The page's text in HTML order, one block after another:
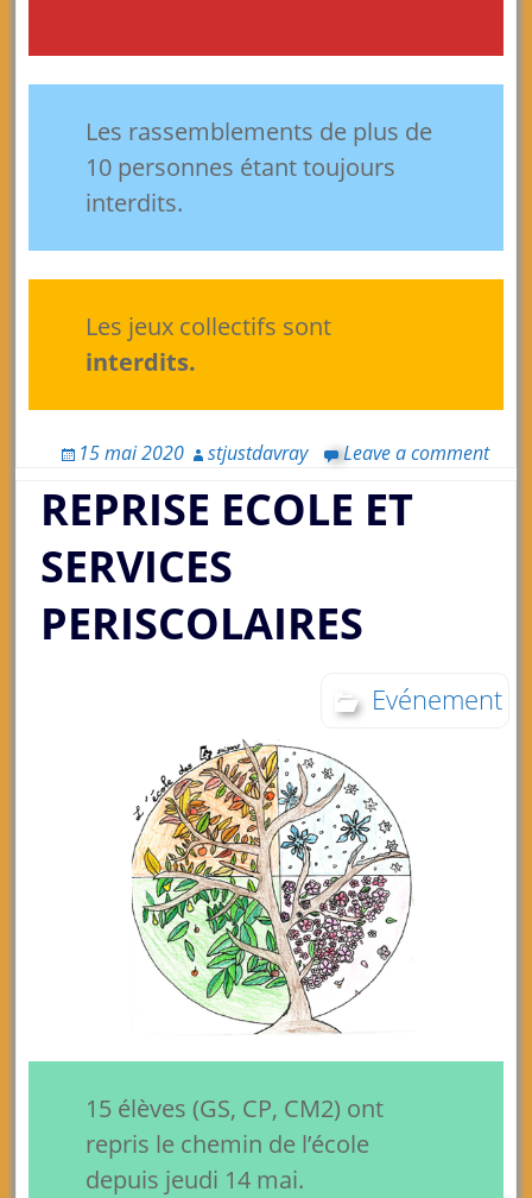
Les rassemblements de plus de
10 personnes étant toujours
interdits.
Les jeux collectifs sont
interdits.
15 mai 2020 stjustdavray Leave a comment
REPRISE ECOLE ET
SERVICES
PERISCOLAIRES
Evénement
15 élèves (GS, CP, CM2) ont
repris le chemin de l’école
depuis jeudi 14 mai.